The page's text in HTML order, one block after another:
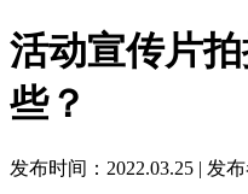
活动宣传片
些？
发布时间：2022.03.25 | 发